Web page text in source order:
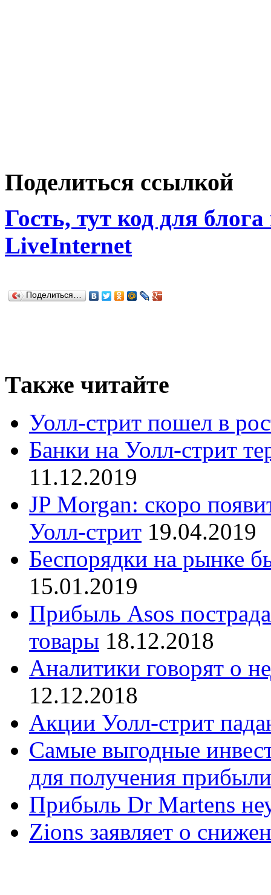
Поделиться ссылкой
Гость, тут код для
LiveInternet
Поделиться…
Также читайте
Уолл-стрит пошел в
Банки на Уолл-стрит
11.12.2019
JP Morgan: скоро
Уолл-стрит 19.04.2019
Беспорядки на рынке
15.01.2019
Прибыль Asos
товары 18.12.2018
Аналитики говорят о
12.12.2018
Акции Уолл-стрит
Самые выгодные
для получения прибыли
Прибыль Dr Martens
Zions заявляет о